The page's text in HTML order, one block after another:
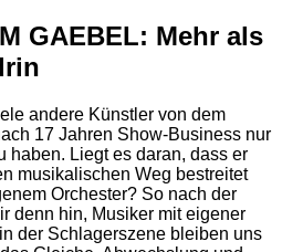
GAEBEL: Mehr als
andere Künstler von dem
17 Jahren Show-Business nur
haben. Liegt es daran, dass er
musikalischen Weg bestreitet
Orchester? So nach der
denn hin, Musiker mit eigener
der Schlagerszene bleiben uns